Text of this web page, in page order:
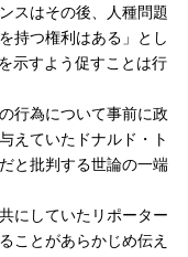
スはその後、人種問題
持つ権利はある」とし
示すよう促すことは行
行為について事前に政
えていたドナルド・ト
と批判する世論の一端
にしていたリポーター
ことがあらかじめ伝え